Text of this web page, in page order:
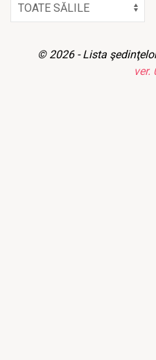
© 2026 -Lista
ver.